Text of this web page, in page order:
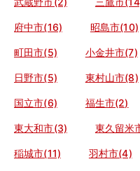
府中市(16) 昭島市(10)
町田市(5) 小金井市(7)
日野市(5) 東村山市(8)
国立市(6) 福生市(2)
東大和市(3) 東久留米
稲城市(11) 羽村市(4)